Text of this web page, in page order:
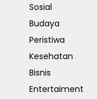
Sosial
Budaya
Peristiwa
Kesehatan
Bisnis
Entertaiment